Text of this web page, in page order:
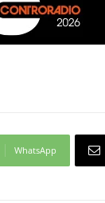
WhatsApp